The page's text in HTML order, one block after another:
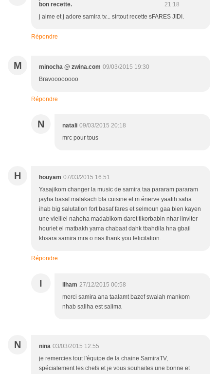
bon recette.
21:18
j aime et j adore samira tv... sirtout recette sFARES JIDI.
Répondre
M minocha @ zwina.com 09/03/2015 19:30
Bravoooooooo
Répondre
N natali 09/03/2015 20:18
mrc pour tous
H houyam 07/03/2015 16:51
Yasajikom changer la music de samira taa pararam pararam
jayha basaf malakach bla cuisine el m énerve yaatih saha
ihab big salutation fort basaf fares et selmoun gaa bien kayen
une vielliel nahoha madabikom daret tikorbabin nhar linviter
houriet el matbakh yama chabaat dahk tbahdila hna gbail
khsara samira mra o nas thank you felicitation.
Répondre
I ilham 27/12/2015 00:58
merci samira ana taalamt bazef swalah mankom
nhab saliha est salima
N nina 03/03/2015 12:55
je remercies tout l'équipe de la chaine SamiraTV,
spécialement les chefs et je vous souhaites une bonne et